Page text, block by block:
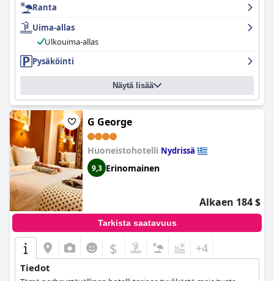
Ulkouima-allas on mukava lisä, vaikka jotkut vieraat
huomauttavat puhtaudesta ja varjon puutteesta. Kaiken
kaikkiaanHotel Tesoro
tarjoaa rauhallisen ja mukavan oleskelun
erinomaisella siisteydellä ja ystävällisellä henkilökunnalla.
Ranta
Uima-allas
Ulkouima-allas
Pysäköinti
Näytä lisää
G George
Huoneistohotelli Nydrissä
9,3 Erinomainen
Alkaen 184 $
Tarkista saatavuus
$ +4
Tiedot